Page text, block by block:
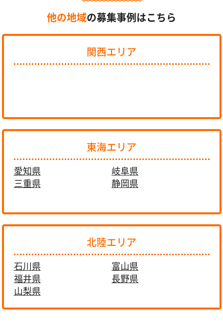
他の地域の募集事例はこちら
関西エリア
東海エリア
愛知県
岐阜県
三重県
静岡県
北陸エリア
石川県
富山県
福井県
長野県
山梨県